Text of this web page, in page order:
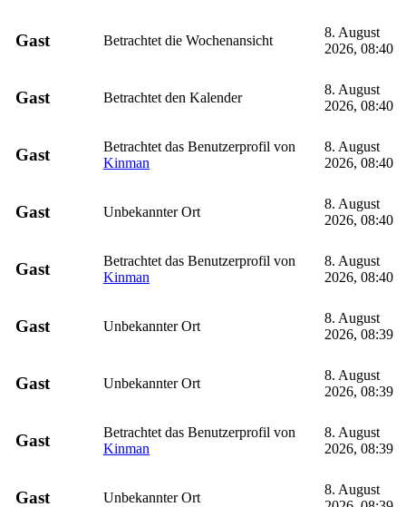
Gast Betrachtet die Wochenansicht
8. August
2026, 08:40
Gast Betrachtet den Kalender
8. August
2026, 08:40
Gast
Betrachtet das Benutzerprofil von
Kinman
8. August
2026, 08:40
Gast Unbekannter Ort
8. August
2026, 08:40
Gast
Betrachtet das Benutzerprofil von
Kinman
8. August
2026, 08:40
Gast Unbekannter Ort
8. August
2026, 08:39
Gast Unbekannter Ort
8. August
2026, 08:39
Gast
Betrachtet das Benutzerprofil von
Kinman
8. August
2026, 08:39
Gast Unbekannter Ort
8. August